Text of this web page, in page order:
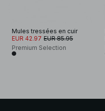
Mules tressées en cuir
EUR 42.97 EUR 85.95
Premium Selection